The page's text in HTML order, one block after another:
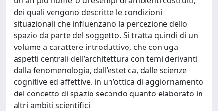
dei quali vengono descritte le condizioni
situazionali che influenzano la percezione dello
spazio da parte del soggetto. Si tratta quindi di un
volume a carattere introduttivo, che coniuga
aspetti centrali dell’architettura con temi derivanti
dalla fenomenologia, dall’estetica, dalle scienze
cognitive ed affettive, in un’ottica di aggiornamento
del concetto di spazio secondo quanto elaborato in
altri ambiti scientifici.